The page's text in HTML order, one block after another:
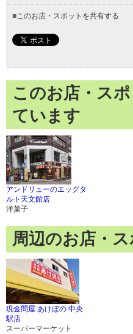
■このお店・スポットを共有する
このお店・ス
ています
アンドリューのエッグタ
ルト天文館店
洋菓子
周辺のお店・ス
現金問屋 あけぼの 中央
駅店
スーパーマーケット